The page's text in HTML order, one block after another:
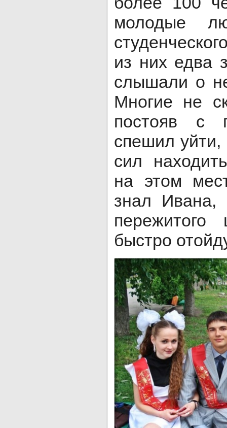
молодые
из них едва
слышали о
Многие не
постояв с
спешил
сил
на этом
знал
быстро